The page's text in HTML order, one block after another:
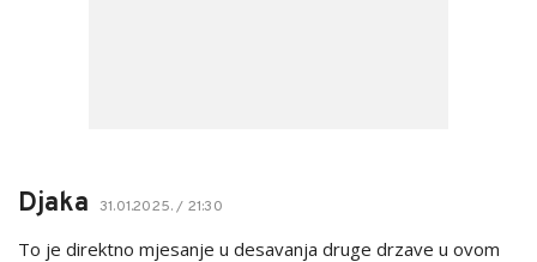
Djaka 31.01.2025. / 21:30
To je direktno mjesanje u desavanja druge drzave u ovom